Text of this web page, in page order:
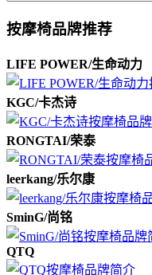
按摩椅品牌推荐
LIFE POWER/生命动力
KGC/卡杰诗
RONGTAI/荣泰
leerkang/乐尔康
SminG/尚铭
QTQ